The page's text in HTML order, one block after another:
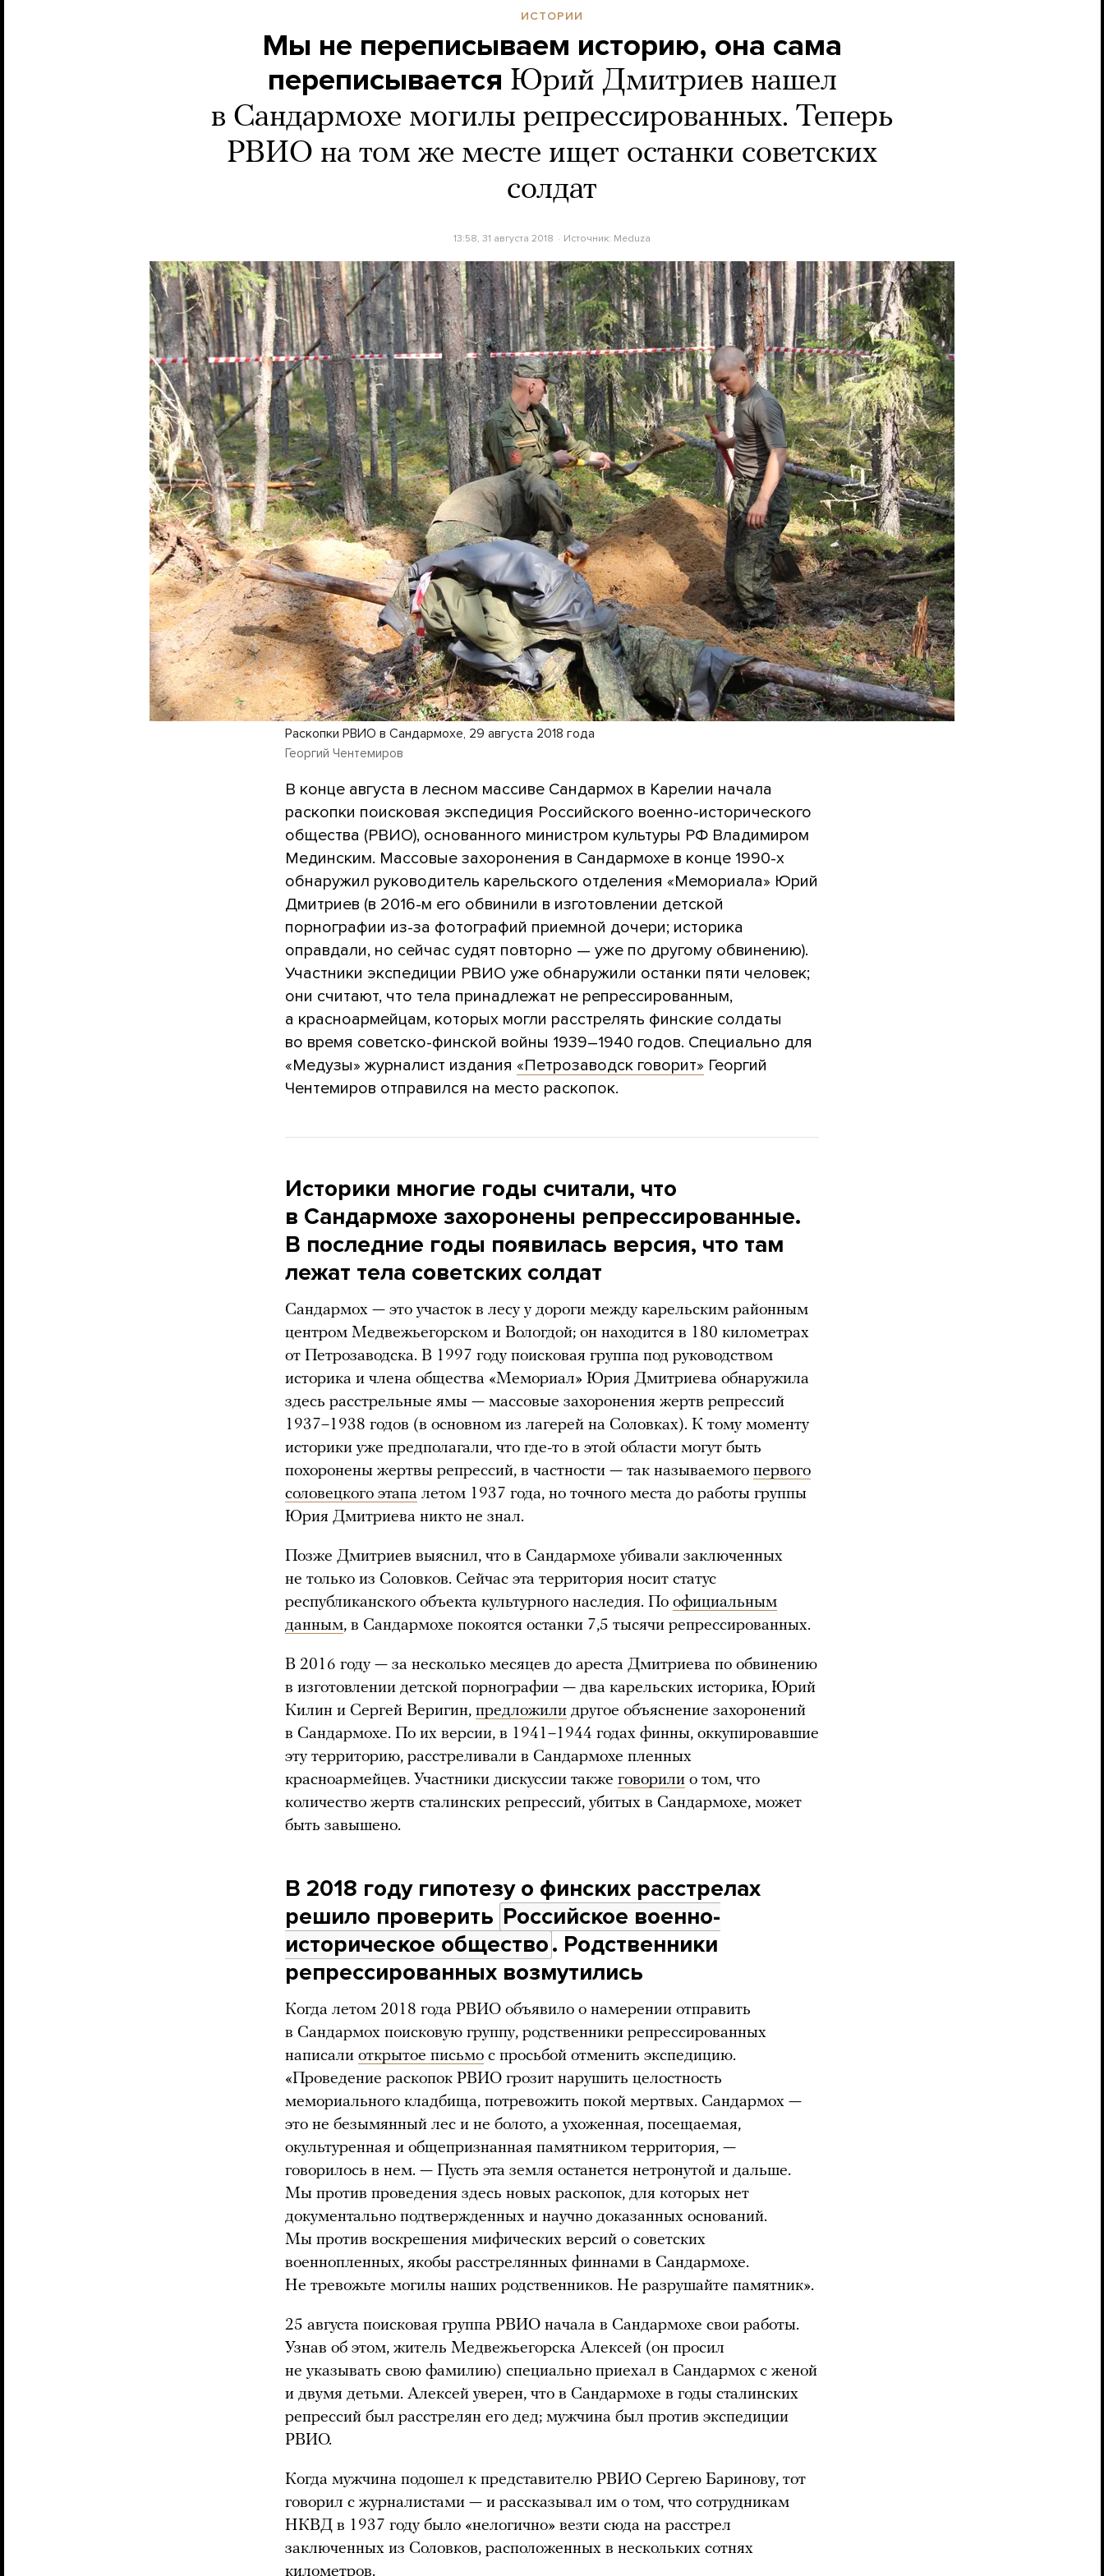
ИСТОРИИ
Мы не переписываем историю, она сама
переписывается Юрий Дмитриев нашел
в Сандармохе могилы репрессированных. Теперь
РВИО на том же месте ищет останки советских
солдат
13:58, 31 августа 2018 Источник: Meduza
Раскопки РВИО в Сандармохе, 29 августа 2018 года
Георгий Чентемиров
В конце августа в лесном массиве Сандармох в Карелии начала
раскопки поисковая экспедиция Российского военно-исторического
общества (РВИО), основанного министром культуры РФ Владимиром
Мединским. Массовые захоронения в Сандармохе в конце 1990-х
обнаружил руководитель карельского отделения «Мемориала» Юрий
Дмитриев (в 2016-м его обвинили в изготовлении детской
порнографии из-за фотографий приемной дочери; историка
оправдали, но сейчас судят повторно — уже по другому обвинению).
Участники экспедиции РВИО уже обнаружили останки пяти человек;
они считают, что тела принадлежат не репрессированным,
а красноармейцам, которых могли расстрелять финские солдаты
во время советско-финской войны 1939–1940 годов. Специально для
«Медузы» журналист издания «Петрозаводск говорит» Георгий
Чентемиров отправился на место раскопок.
Историки многие годы считали, что
в Сандармохе захоронены репрессированные.
В последние годы появилась версия, что там
лежат тела советских солдат
Сандармох — это участок в лесу у дороги между карельским районным
центром Медвежьегорском и Вологдой; он находится в 180 километрах
от Петрозаводска. В 1997 году поисковая группа под руководством
историка и члена общества «Мемориал» Юрия Дмитриева обнаружила
здесь расстрельные ямы — массовые захоронения жертв репрессий
1937–1938 годов (в основном из лагерей на Соловках). К тому моменту
историки уже предполагали, что где-то в этой области могут быть
похоронены жертвы репрессий, в частности — так называемого первого
соловецкого этапа летом 1937 года, но точного места до работы группы
Юрия Дмитриева никто не знал.
Позже Дмитриев выяснил, что в Сандармохе убивали заключенных
не только из Соловков. Сейчас эта территория носит статус
республиканского объекта культурного наследия. По официальным
данным, в Сандармохе покоятся останки 7,5 тысячи репрессированных.
В 2016 году — за несколько месяцев до ареста Дмитриева по обвинению
в изготовлении детской порнографии — два карельских историка, Юрий
Килин и Сергей Веригин, предложили другое объяснение захоронений
в Сандармохе. По их версии, в 1941–1944 годах финны, оккупировавшие
эту территорию, расстреливали в Сандармохе пленных
красноармейцев. Участники дискуссии также говорили о том, что
количество жертв сталинских репрессий, убитых в Сандармохе, может
быть завышено.
В 2018 году гипотезу о финских расстрелах
решило проверить Российское военно-
историческое общество. Родственники
репрессированных возмутились
Когда летом 2018 года РВИО объявило о намерении отправить
в Сандармох поисковую группу, родственники репрессированных
написали открытое письмо с просьбой отменить экспедицию.
«Проведение раскопок РВИО грозит нарушить целостность
мемориального кладбища, потревожить покой мертвых. Сандармох —
это не безымянный лес и не болото, а ухоженная, посещаемая,
окультуренная и общепризнанная памятником территория, —
говорилось в нем. — Пусть эта земля останется нетронутой и дальше.
Мы против проведения здесь новых раскопок, для которых нет
документально подтвержденных и научно доказанных оснований.
Мы против воскрешения мифических версий о советских
военнопленных, якобы расстрелянных финнами в Сандармохе.
Не тревожьте могилы наших родственников. Не разрушайте памятник».
25 августа поисковая группа РВИО начала в Сандармохе свои работы.
Узнав об этом, житель Медвежьегорска Алексей (он просил
не указывать свою фамилию) специально приехал в Сандармох с женой
и двумя детьми. Алексей уверен, что в Сандармохе в годы сталинских
репрессий был расстрелян его дед; мужчина был против экспедиции
РВИО.
Когда мужчина подошел к представителю РВИО Сергею Баринову, тот
говорил с журналистами — и рассказывал им о том, что сотрудникам
НКВД в 1937 году было «нелогично» везти сюда на расстрел
заключенных из Соловков, расположенных в нескольких сотнях
километров.